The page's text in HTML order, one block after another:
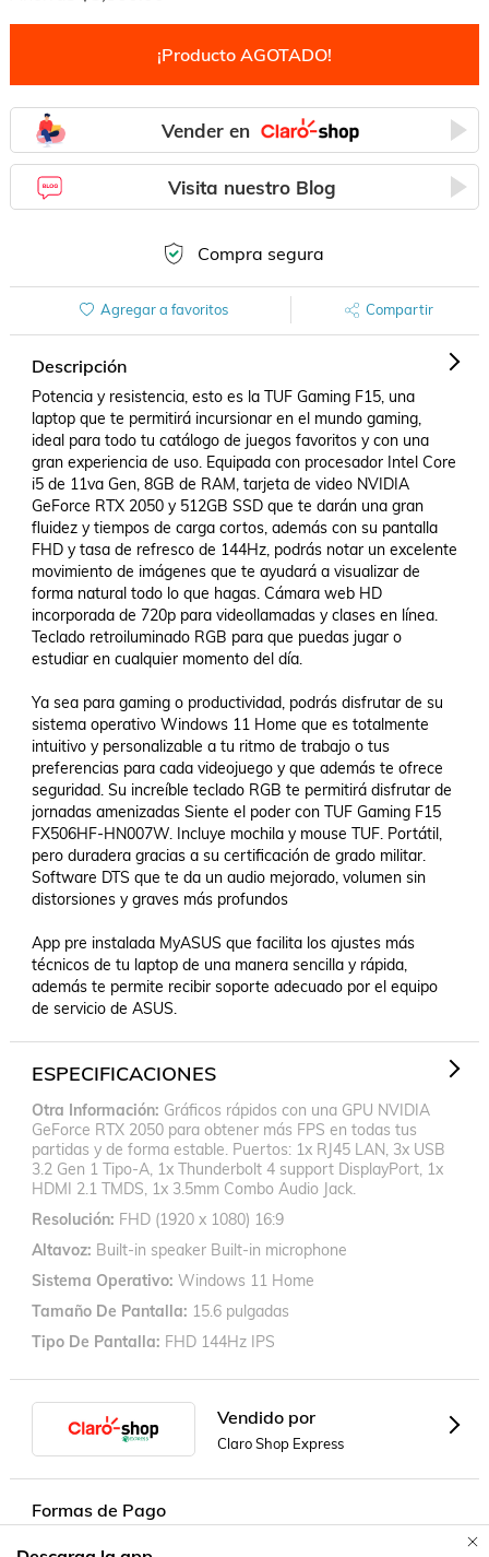
¡Producto AGOTADO!
Vender en
Visita nuestro Blog
Compra segura
Agregar a favoritos Compartir
Descripción
Potencia y resistencia, esto es la TUF Gaming F15, una
laptop que te permitirá incursionar en el mundo gaming,
ideal para todo tu catálogo de juegos favoritos y con una
gran experiencia de uso. Equipada con procesador Intel Core
i5 de 11va Gen, 8GB de RAM, tarjeta de video NVIDIA
GeForce RTX 2050 y 512GB SSD que te darán una gran
fluidez y tiempos de carga cortos, además con su pantalla
FHD y tasa de refresco de 144Hz, podrás notar un excelente
movimiento de imágenes que te ayudará a visualizar de
forma natural todo lo que hagas. Cámara web HD
incorporada de 720p para videollamadas y clases en línea.
Teclado retroiluminado RGB para que puedas jugar o
estudiar en cualquier momento del día.
Ya sea para gaming o productividad, podrás disfrutar de su
sistema operativo Windows 11 Home que es totalmente
intuitivo y personalizable a tu ritmo de trabajo o tus
preferencias para cada videojuego y que además te ofrece
seguridad. Su increíble teclado RGB te permitirá disfrutar de
jornadas amenizadas Siente el poder con TUF Gaming F15
FX506HF-HN007W. Incluye mochila y mouse TUF. Portátil,
pero duradera gracias a su certificación de grado militar.
Software DTS que te da un audio mejorado, volumen sin
distorsiones y graves más profundos
App pre instalada MyASUS que facilita los ajustes más
técnicos de tu laptop de una manera sencilla y rápida,
además te permite recibir soporte adecuado por el equipo
de servicio de ASUS.
ESPECIFICACIONES
Otra Información Gráficos rápidos con una GPU NVIDIA
GeForce RTX 2050 para obtener más FPS en todas tus
partidas y de forma estable. Puertos: 1x RJ45 LAN, 3x USB
3.2 Gen 1 Tipo-A, 1x Thunderbolt 4 support DisplayPort, 1x
HDMI 2.1 TMDS, 1x 3.5mm Combo Audio Jack.
Resolución FHD (1920 x 1080) 16:9
Altavoz Built-in speaker Built-in microphone
Sistema Operativo Windows 11 Home
Tamaño De Pantalla
15.6 pulgadas
Tipo De Pantalla FHD 144Hz IPS
Vendido por
Claro Shop Express
Formas de Pago